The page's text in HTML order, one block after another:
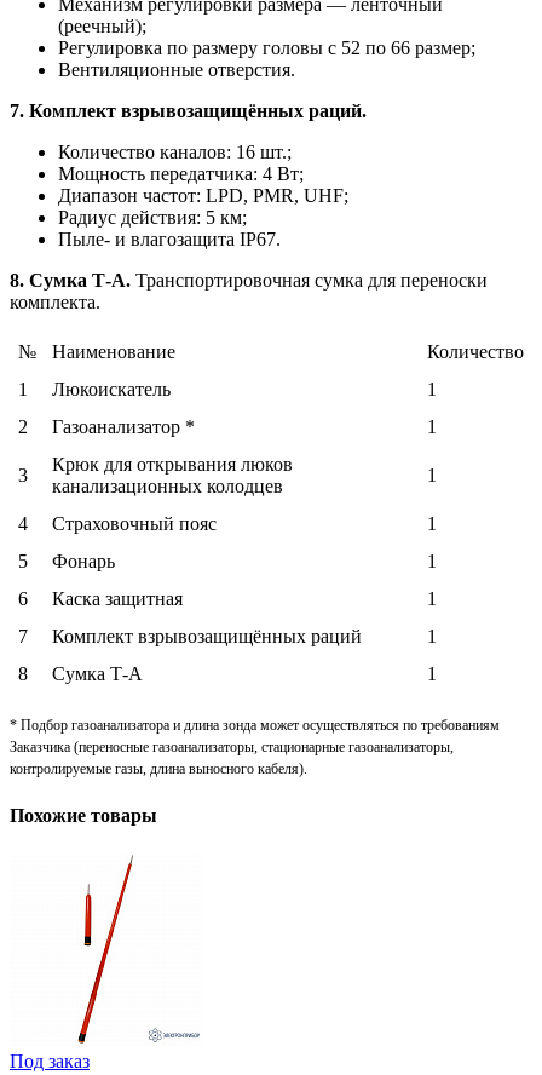
Механизм регулировки размера — ленточный
(реечный);
Регулировка по размеру головы с 52 по 66 размер;
Вентиляционные отверстия.
7. Комплект взрывозащищённых раций.
Количество каналов: 16 шт.;
Мощность передатчика: 4 Вт;
Диапазон частот: LPD, PMR, UHF;
Радиус действия: 5 км;
Пыле- и влагозащита IP67.
8. Сумка Т-А. Транспортировочная сумка для переноски
комплекта.
№ Наименование
Количество
1
Люкоискатель
1
2
Газоанализатор * 1
3
Крюк для открывания люков
канализационных колодцев
1
4 Страховочный пояс
1
5
Фонарь
1
6
Каска защитная
1
7
Комплект взрывозащищённых раций
1
8
Сумка Т-А 1
* Подбор газоанализатора и длина зонда может осуществляться по требованиям
Заказчика (переносные газоанализаторы, стационарные газоанализаторы,
контролируемые газы, длина выносного кабеля).
Похожие товары
Под заказ